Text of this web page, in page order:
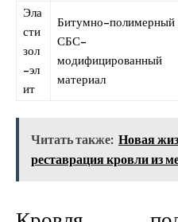
Эла
сти
зол
-эл
ит
Битумно-полимерный
СБС-
модифицированный
материал
Читать также: Новая
реставрация кровли из